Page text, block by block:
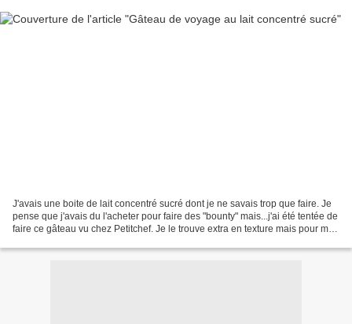
J'avais une boite de lait concentré sucré dont je ne savais trop que faire. Je
pense que j'avais du l'acheter pour faire des "bounty" mais...j'ai été tentée de
faire ce gâteau vu chez Petitchef. Je le trouve extra en texture mais pour moi,